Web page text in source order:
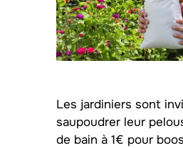
Les jardiniers sont
saupoudrer leur
de bain à 1€ pour